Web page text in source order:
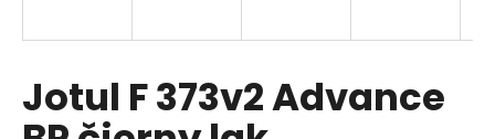
Jotul F 373v2 Advance
s
ť